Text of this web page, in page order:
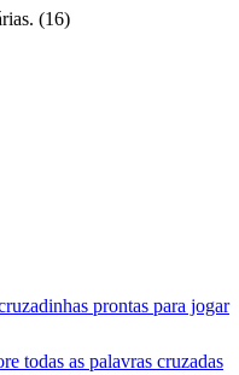
(16)
prontas para jogar
todas as palavras cruzadas